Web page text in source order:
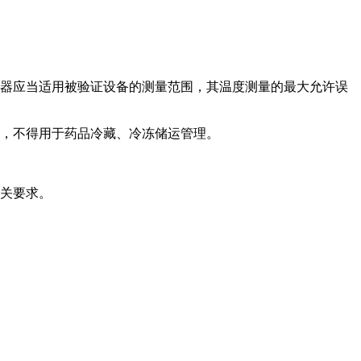
应当适用被验证设备的测量范围，其温度测量的最大允许误
得用于药品冷藏、冷冻储运管理。
。